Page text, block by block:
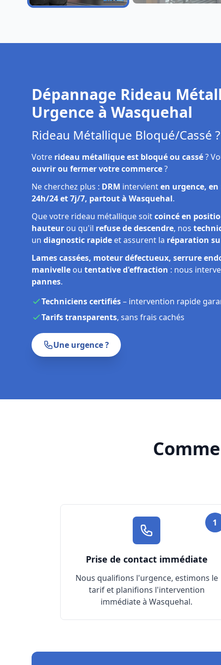
Dépannage rideau
Dépannage Rideau
Urgence à Wasquehal
Rideau Métallique Bloqué/Cassé ?
Votre rideau métallique est bloqué ou cassé?
ouvrir ou fermer votre commerce?
Ne cherchez plus : DRM intervienten urgence,
24h/24 et 7j/7, partout à Wasquehal.
Que votre rideau métallique soitcoincé en
hauteur ou qu'il refuse de descendre, nos
un diagnostic rapide et assurent la réparation
Lames cassées, moteur défectueux, serrure
manivelle ou tentative d'effraction : nous
pannes.
Techniciens certifiés– intervention rapide
Tarifs transparents, sans frais cachés
Une urgence ?
1
Prise de contact immédiate
Nous qualifions l'urgence, estimons le
tarif et planifions l'intervention
immédiate à Wasquehal.